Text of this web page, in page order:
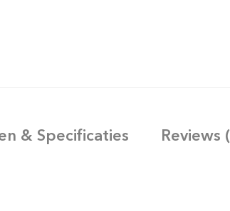
& Specificaties Reviews